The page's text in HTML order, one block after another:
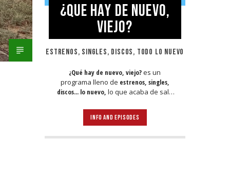
¿QUE HAY DE NUEVO,
VIEJO?
ESTRENOS, SINGLES, DISCOS, TODO LO NUEVO
¿Qué hay de nuevo, viejo?es un
programa lleno de estrenos, singles,
discos... lo nuevo, lo que acaba de salir
lo escuchas acá. Sin cortes y
conducido por:Bugs Bunny,
INFO AND EPISODES